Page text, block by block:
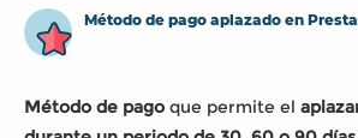
Método de pago aplazado en
Método de pago que permite el